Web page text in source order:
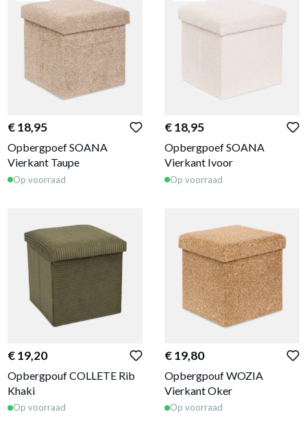
€ 18,95
Opbergpoef SOANA
Vierkant Taupe
Op voorraad
€ 18,95
Opbergpoef SOANA
Vierkant Ivoor
Op voorraad
€ 19,20
Opbergpouf COLLETE Rib
Khaki
Op voorraad
€ 19,80
Opbergpouf WOZIA
Vierkant Oker
Op voorraad